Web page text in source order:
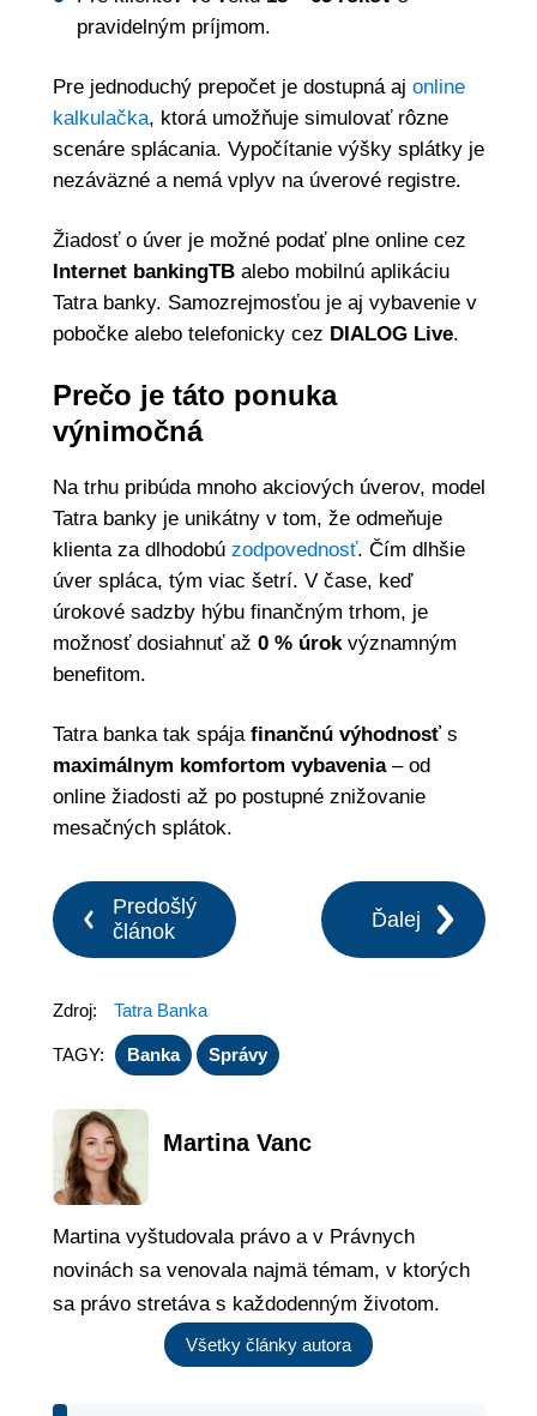
pravidelným príjmom.
Pre jednoduchý prepočet je dostupná aj online
kalkulačka, ktorá umožňuje simulovať rôzne
scenáre splácania. Vypočítanie výšky splátky je
nezáväzné a nemá vplyv na úverové registre.
Žiadosť o úver je možné podať plne online cez
Internet bankingTBalebo mobilnú aplikáciu
Tatra banky. Samozrejmosťou je aj vybavenie v
pobočke alebo telefonicky cez DIALOG Live.
Prečo je táto ponuka
výnimočná
Na trhu pribúda mnoho akciových úverov, model
Tatra banky je unikátny v tom, že odmeňuje
klienta za dlhodobú zodpovednosť. Čím dlhšie
úver spláca, tým viac šetrí. V čase, keď
úrokové sadzby hýbu finančným trhom, je
možnosť dosiahnuť až 0 % úrokvýznamným
benefitom.
Tatra banka tak spája finančnú výhodnosťs
maximálnym komfortom vybavenia– od
online žiadosti až po postupné znižovanie
mesačných splátok.
Predošlý
článok
Ďalej
Zdroj: Tatra Banka
TAGY: Banka Správy
Martina Vanc
Martina vyštudovala právo a v Právnych
novinách sa venovala najmä témam, v ktorých
sa právo stretáva s každodenným životom.
Všetky články autora